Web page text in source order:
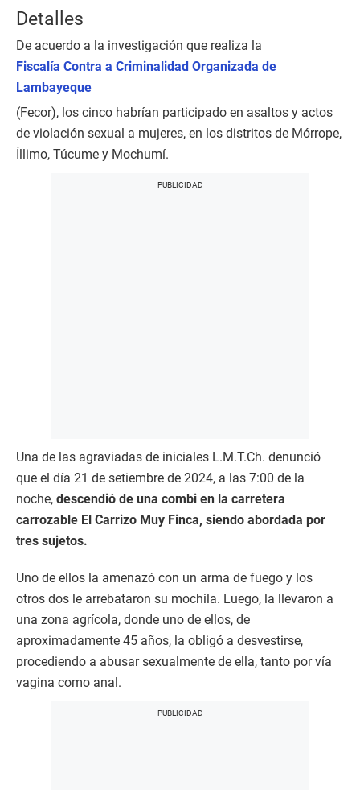
Detalles
De acuerdo a la investigación que realiza la
Fiscalía Contra a Criminalidad Organizada de
Lambayeque
(Fecor), los cinco habrían participado en asaltos y actos
de violación sexual a mujeres, en los distritos de Mórrope,
Íllimo, Túcume y Mochumí.
Una de las agraviadas de iniciales L.M.T.Ch. denunció
que el día 21 de setiembre de 2024, a las 7:00 de la
noche, descendió de una combi en la carretera
carrozable El Carrizo Muy Finca, siendo abordada por
tres sujetos.
Uno de ellos la amenazó con un arma de fuego y los
otros dos le arrebataron su mochila. Luego, la llevaron a
una zona agrícola, donde uno de ellos, de
aproximadamente 45 años, la obligó a desvestirse,
procediendo a abusar sexualmente de ella, tanto por vía
vagina como anal.